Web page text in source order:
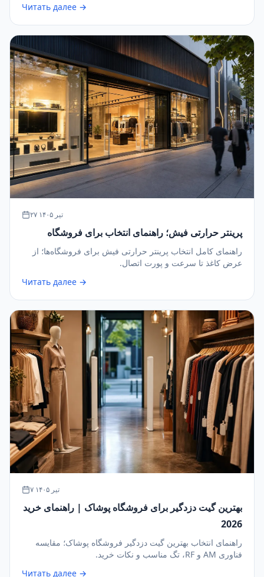
Читать далее →
۲۷ تیر ۱۴۰۵
پرینتر حرارتی فیش؛ راهنمای انتخاب برای فروشگاه
راهنمای کامل انتخاب پرینتر حرارتی فیش برای فروشگاه‌ها؛ از
عرض کاغذ تا سرعت و پورت اتصال.
Читать далее →
۷ تیر ۱۴۰۵
بهترین گیت دزدگیر برای فروشگاه پوشاک | راهنمای خرید
2026
راهنمای انتخاب بهترین گیت دزدگیر فروشگاه پوشاک؛ مقایسه
فناوری AM و RF، تگ مناسب و نکات خرید.
Читать далее →